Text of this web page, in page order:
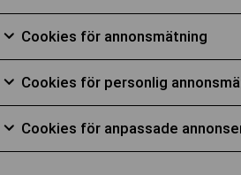
Markera för att samtycka till
Cookies för annonsmätning
Markera för att samtycka till
Cookies för personlig
Markera för att samtycka till
Cookies för anpassade
Markera för att samtycka till